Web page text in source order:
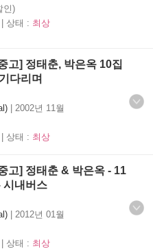
인)
| 상태 : 최상
고] 정태춘, 박은옥 10집
다리며
| 2002년 11월
| 상태 : 최상
고] 정태춘 & 박은옥 - 11
시내버스
| 2012년 01월
| 상태 : 최상